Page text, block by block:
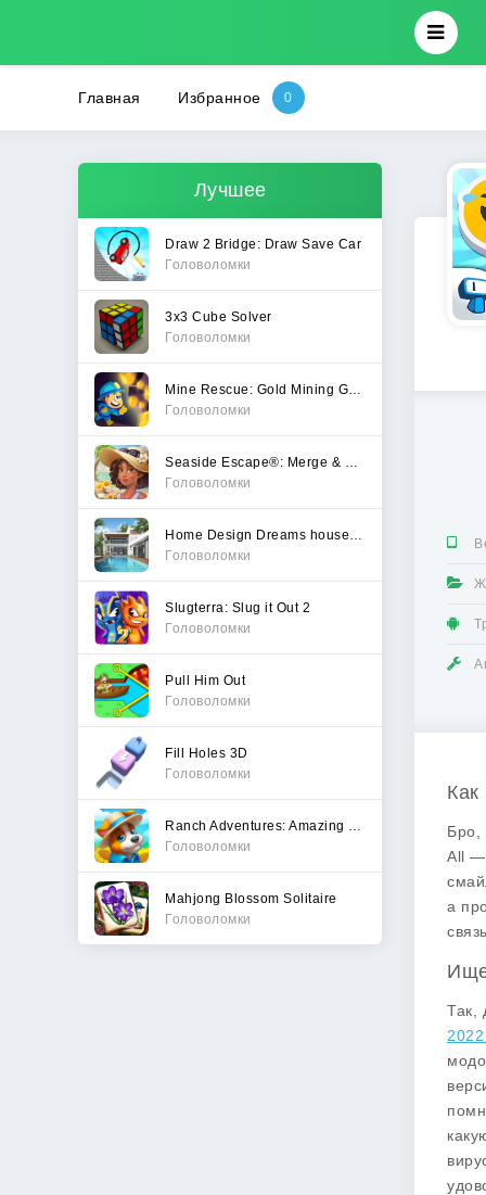
Главная Избранное
Лучшее
Draw 2 Bridge: Draw Save Car
Головоломки
3x3 Cube Solver
Головоломки
Головоломки
Головоломки
Головоломки
Slugterra: Slug it Out 2
Головоломки
Pull Him Out
Головоломки
Fill Holes 3D
Головоломки
Головоломки
Mahjong Blossom Solitaire
Головоломки
Как
Бро,
All —
а
Так,